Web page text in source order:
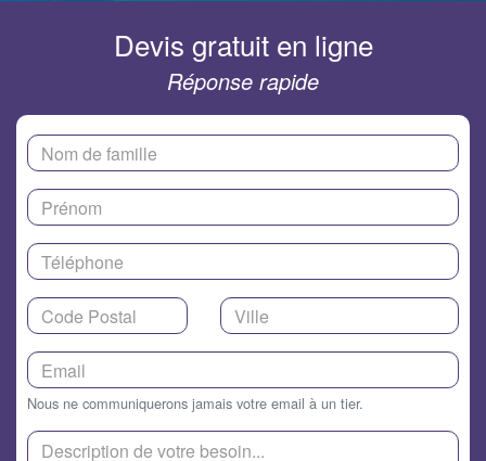
Devis gratuit en ligne
Réponse rapide
Nous ne communiquerons jamais votre email à un tier.